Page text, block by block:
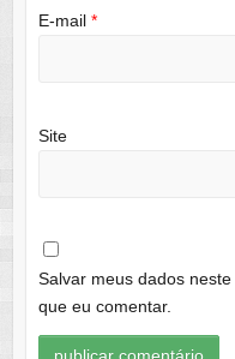
E-mail *
Site
Salvar meus dados
que eu comentar.